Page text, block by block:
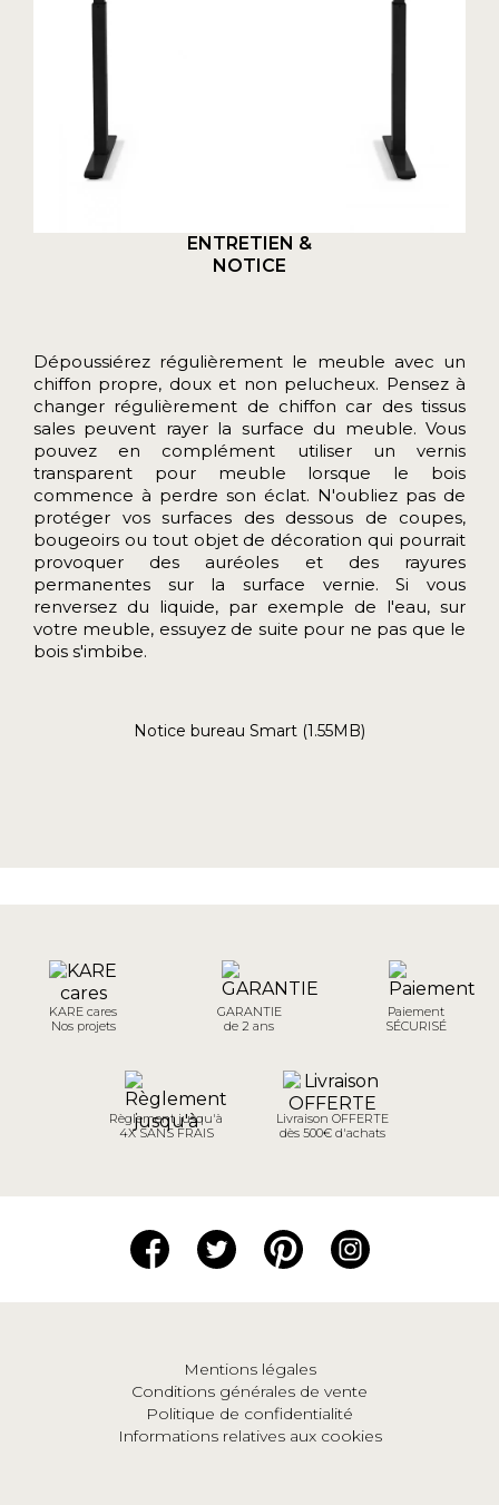
ENTRETIEN &
NOTICE
Dépoussiérez régulièrement le meuble avec un
chiffon propre, doux et non pelucheux. Pensez à
changer régulièrement de chiffon car des tissus
sales peuvent rayer la surface du meuble. Vous
pouvez en complément utiliser un vernis
transparent pour meuble lorsque le bois
commence à perdre son éclat. N'oubliez pas de
protéger vos surfaces des dessous de coupes,
bougeoirs ou tout objet de décoration qui pourrait
provoquer des auréoles et des rayures
permanentes sur la surface vernie. Si vous
renversez du liquide, par exemple de l'eau, sur
votre meuble, essuyez de suite pour ne pas que le
bois s'imbibe.
Notice bureau Smart (1.55MB)
KARE cares
Nos projets
GARANTIE
de 2 ans
Paiement
SÉCURISÉ
Règlement jusqu'à
4X SANS FRAIS
Livraison OFFERTE
dès 500€ d'achats
Mentions légales
Conditions générales de vente
Politique de confidentialité
Informations relatives aux cookies